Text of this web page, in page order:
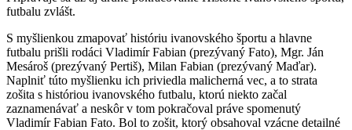
futbalu zvlášt.
S myšlienkou zmapovať históriu ivanovského športu a hlavne
futbalu prišli rodáci Vladimír Fabian (prezývaný Fato), Mgr. Ján
Mesároš (prezývaný Pertiš), Milan Fabian (prezývaný Maďar).
Naplniť túto myšlienku ich priviedla malicherná vec, a to strata
zošita s históriou ivanovského futbalu, ktorú niekto začal
zaznamenávať a neskôr v tom pokračoval práve spomenutý
Vladimír Fabian Fato. Bol to zošit, ktorý obsahoval vzácne detailné